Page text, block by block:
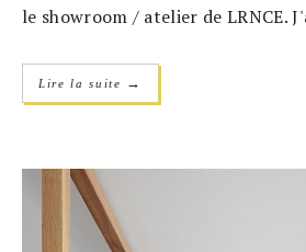
le showroom / atelier de LRNCE.
Lire la suite →